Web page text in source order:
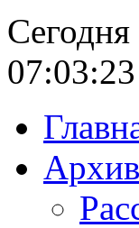
07:03:24